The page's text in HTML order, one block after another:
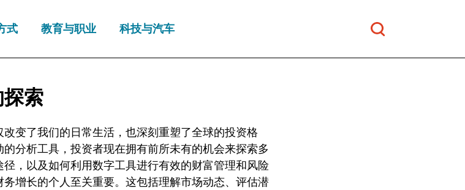
式 教育与职业 科技与汽车
索
变了我们的日常生活，也深刻重塑了全球的投资格
分析工具，投资者现在拥有前所未有的机会来探索多
，以及如何利用数字工具进行有效的财富管理和风险
增长的个人至关重要。这包括理解市场动态、评估潜